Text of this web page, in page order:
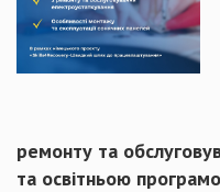
ремонту та
та освітньою